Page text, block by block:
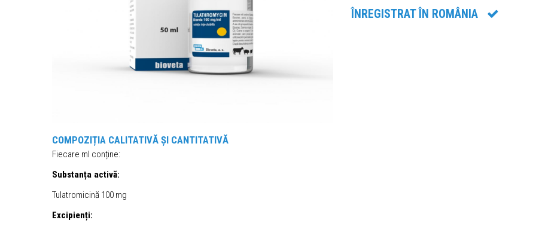
ÎNREGISTRAT ÎN ROMÂNIA
COMPOZIȚIA CALITATIVĂ ȘI CANTITATIVĂ
Fiecare ml conține:
Substanța activă:
Tulatromicină 100 mg
Excipienți: